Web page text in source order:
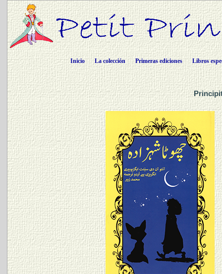
Inicio La colección Primeras ediciones Libros